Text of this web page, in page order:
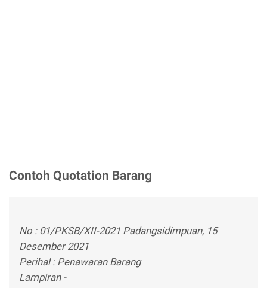
Contoh Quotation Barang
No : 01/PKSB/XII-2021 Padangsidimpuan, 15
Desember 2021
Perihal : Penawaran Barang
Lampiran -